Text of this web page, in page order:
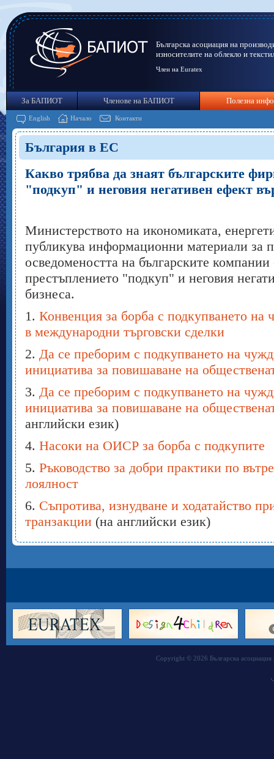
Българска асоциация на
износителите на облекло и
Член на Euratex
За БАПИОТ Членове на БАПИОТ Полезна
English Начало Контакти
България в ЕС
Какво трябва да знаят българските
"подкуп" и неговия негативен ефект
Министерството на икономиката,
публикува информационни материали за
осведомеността на българските
престъплението "подкуп" и неговия
бизнеса.
1. Конвенция за борба с подкупването
в международни търговски сделки
2. Да се преборим с подкупването на
инициатива за повишаване на
3. Да се преборим с подкупването на
инициатива за повишаване на
английски език)
4. Насоки на ОИСР за борба с подкупите
5. Ръководство за добри практики по
лоялност
6. Съпротива, изнудване и ходатайство
транзакции (на английски език)
Copyright © 2026 Българска асоциация